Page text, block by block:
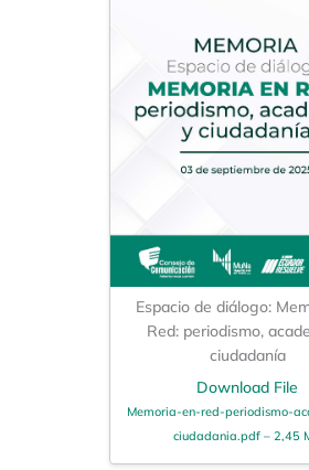
Espacio de diálogo:
Red: periodismo,
ciudadanía
Download File
Memoria-en-red-periodismo-
ciudadania.pdf – 2,45